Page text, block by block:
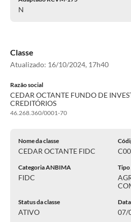
N
Classe
Atualizado: 16/10/2024, 17h40
Razão social
CEDAR OCTANTE FUNDO DE
CREDITÓRIOS
46.268.360/0001-70
Nome da classe
CEDAR OCTANTE FIDC
Categoria ANBIMA
FIDC
Status da classe
ATIVO 07/